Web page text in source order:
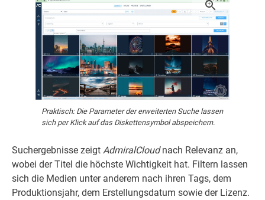
Praktisch: Die Parameter der erweiterten Suche lassen
sich per Klick auf das Diskettensymbol abspeichern.
Suchergebnisse zeigt AdmiralCloudnach Relevanz an,
wobei der Titel die höchste Wichtigkeit hat. Filtern lassen
sich die Medien unter anderem nach ihren Tags, dem
Produktionsjahr, dem Erstellungsdatum sowie der Lizenz.